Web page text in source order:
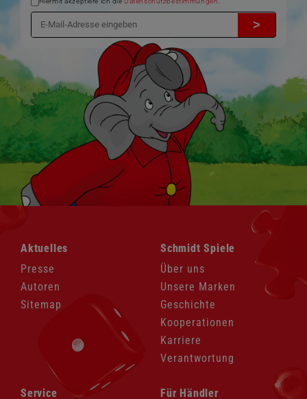
>
überspringen
Aktuelles
Presse
Autoren
Sitemap
Navigation
überspringen
Schmidt Spiele
Über uns
Unsere Marken
Geschichte
Kooperationen
Karriere
Verantwortung
Navigation
überspringen
Service
Navigation
überspringen
Für Händler